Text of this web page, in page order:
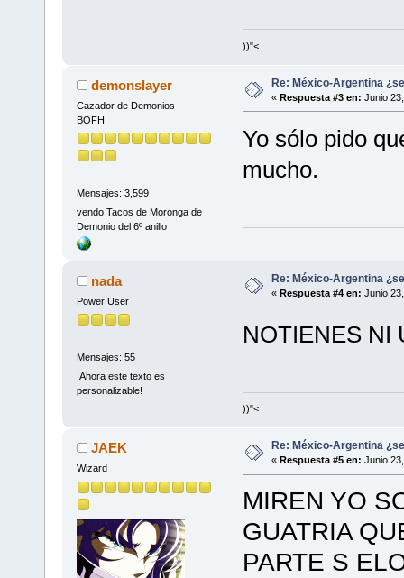
))"<
demonslayer
Cazador de Demonios
BOFH
Mensajes: 3,599
vendo Tacos de Moronga de
Demonio del 6º anillo
Re: México-Argentina
« Respuesta #3 en: Junio
Yo sólo pido
mucho.
nada
Power User
Mensajes: 55
!Ahora este texto es
personalizable!
Re: México-Argentina
« Respuesta #4 en: Junio
NOTIENES NI
))"<
JAEK
Wizard
Re: México-Argentina
« Respuesta #5 en: Junio
MIREN YO
GUATRIA
PARTE S